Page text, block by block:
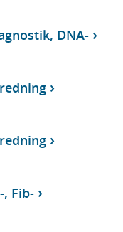
DNA-
, Fib-